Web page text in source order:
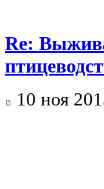
Re:
10 ноя